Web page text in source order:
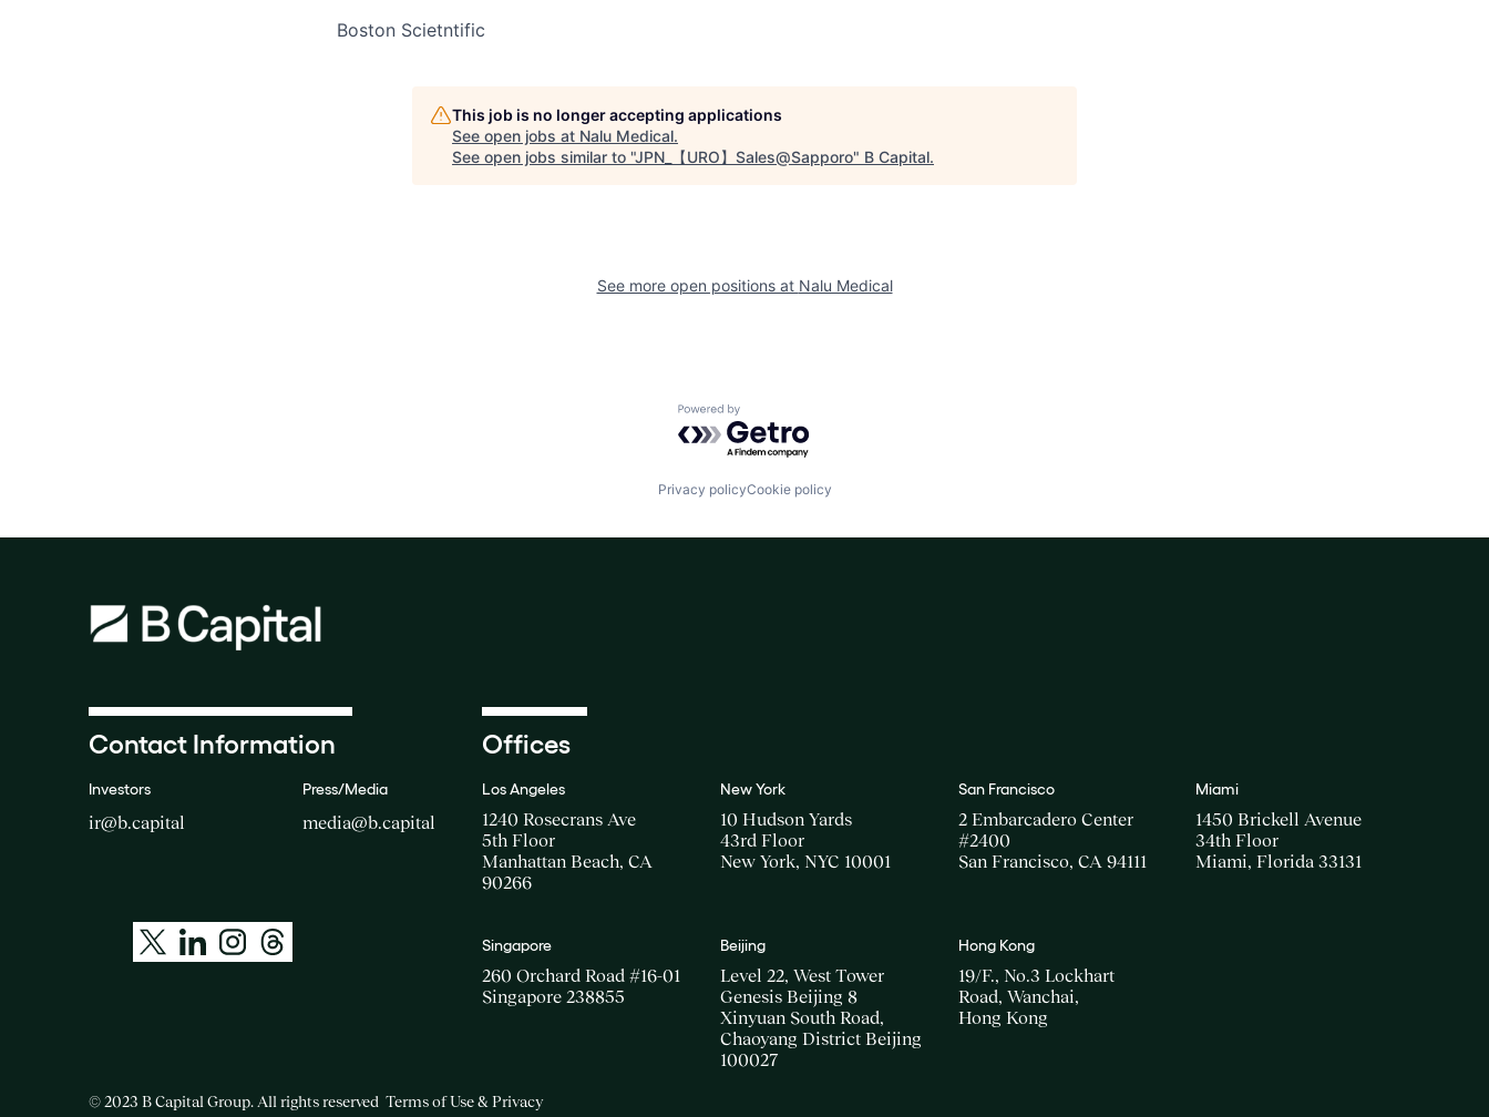
Boston Scietntific
This job is no longer accepting applications
See open jobs at Nalu Medical.
See open jobs similar to "JPN_【URO】Sales@Sapporo" B Capital.
See more open positions at Nalu Medical
Powered by Getro.com
Privacy policyCookie policy
Contact Information
Investors
ir@b.capital
Press/Media
media@b.capital
Offices
Los Angeles
1240 Rosecrans Ave
5th Floor
Manhattan Beach, CA
90266
New York
10 Hudson Yards
43rd Floor
New York, NYC 10001
San Francisco
2 Embarcadero Center
#2400
San Francisco, CA 94111
Miami
1450 Brickell Avenue
34th Floor
Miami, Florida 33131
Singapore
260 Orchard Road #16-01
Singapore 238855
Beijing
Level 22, West Tower
Genesis Beijing 8
Xinyuan South Road,
Chaoyang District Beijing
100027
Hong Kong
19/F., No.3 Lockhart
Road, Wanchai,
Hong Kong
© 2023 B Capital Group. All rights reserved Terms of Use & Privacy